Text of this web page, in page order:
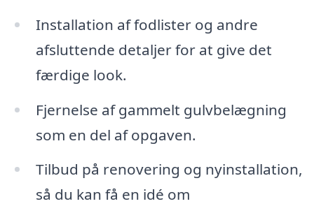
Installation af fodlister og andre
afsluttende detaljer for at give det
færdige look.
Fjernelse af gammelt gulvbelægning
som en del af opgaven.
Tilbud på renovering og nyinstallation,
så du kan få en idé om